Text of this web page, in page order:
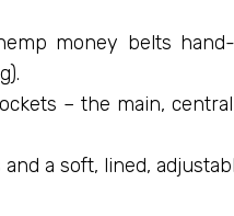
money belts
– the main,
a soft, lined,